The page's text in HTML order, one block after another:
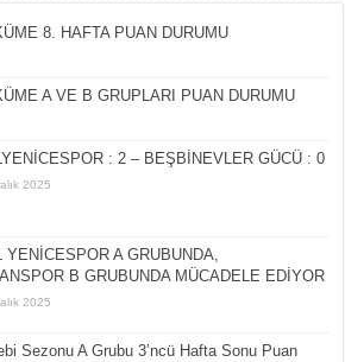
8. HAFTA PUAN DURUMU
A VE B GRUPLARI PUAN DURUMU
: 2 – BEŞBİNEVLER GÜCÜ : 0
2025
YENİCESPOR A GRUBUNDA,
B GRUBUNDA MÜCADELE EDİYOR
2025
Sezonu A Grubu 3’ncü Hafta Sonu Puan